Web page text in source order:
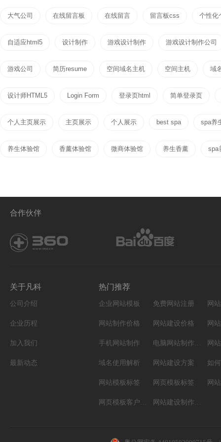
大气公司 在线留言板 在线留言 留言板css 个性化
自适应html5 设计制作 游戏设计制作 游戏设计制作公司
游戏公司 简历resume 空间域名主机 空间主机 域
设计师HTML5 Login Form 登录页html 简单登录页
个人主页展示 主页展示 个人展示 best spa spa养
养生体验馆 香薰体验馆 微商体验馆 养生香薰 spa
合作伙伴
关于凡科
公司介绍
企业历程
加入我们
最新动态
热门推荐
企业网站模板 免费网站注册 网
网站制作价格 网站建设价格 网
手机网站制作 电脑网站制作设计 网
域名使用解析 网站建设方案 如
网站模板标签 网页模板标签
网页模板客户案例 网站建设制作知识